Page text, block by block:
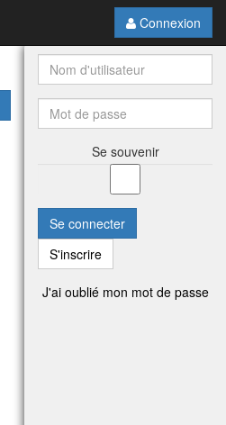
Connexion
Se souvenir
Se connecter
S'inscrire
J'ai oublié mon mot de passe